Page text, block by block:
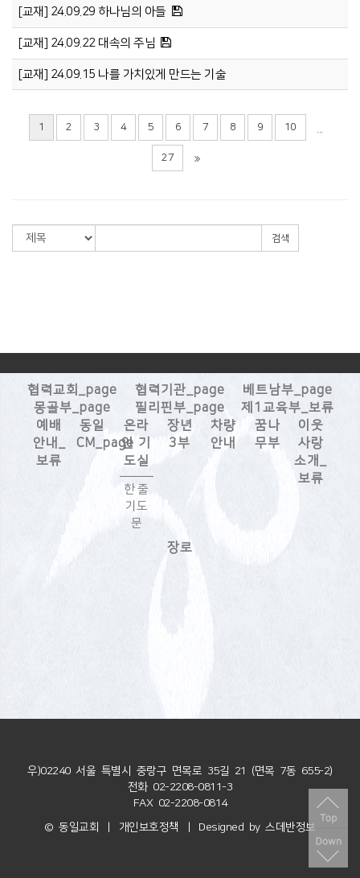
[교재] 24.09.29 하나님의 아들
[교재] 24.09.22 대속의 주님
[교재] 24.09.15 나를 가치있게 만드는 기술
1 2 3 4 5 6 7 8 9 10
27
검색
협력교회_page 협력기관_page
베트남부_page
몽골부_page
필리핀부_page
제1교육부_보류
예배
안내_
보류
동일
CM_page
온라
인 기
도실
한 줄
기도
문
장년
3부
차량
안내
꿈나
무부
이웃
사랑
소개_
보류
장로
우)02240 서울 특별시 중랑구 면목로 35길 21 (면목 7동 655-2)
전화 02-2208-0811-3
FAX 02-2208-0814
© 동일교회
개인보호정책 Designed by스데반정보